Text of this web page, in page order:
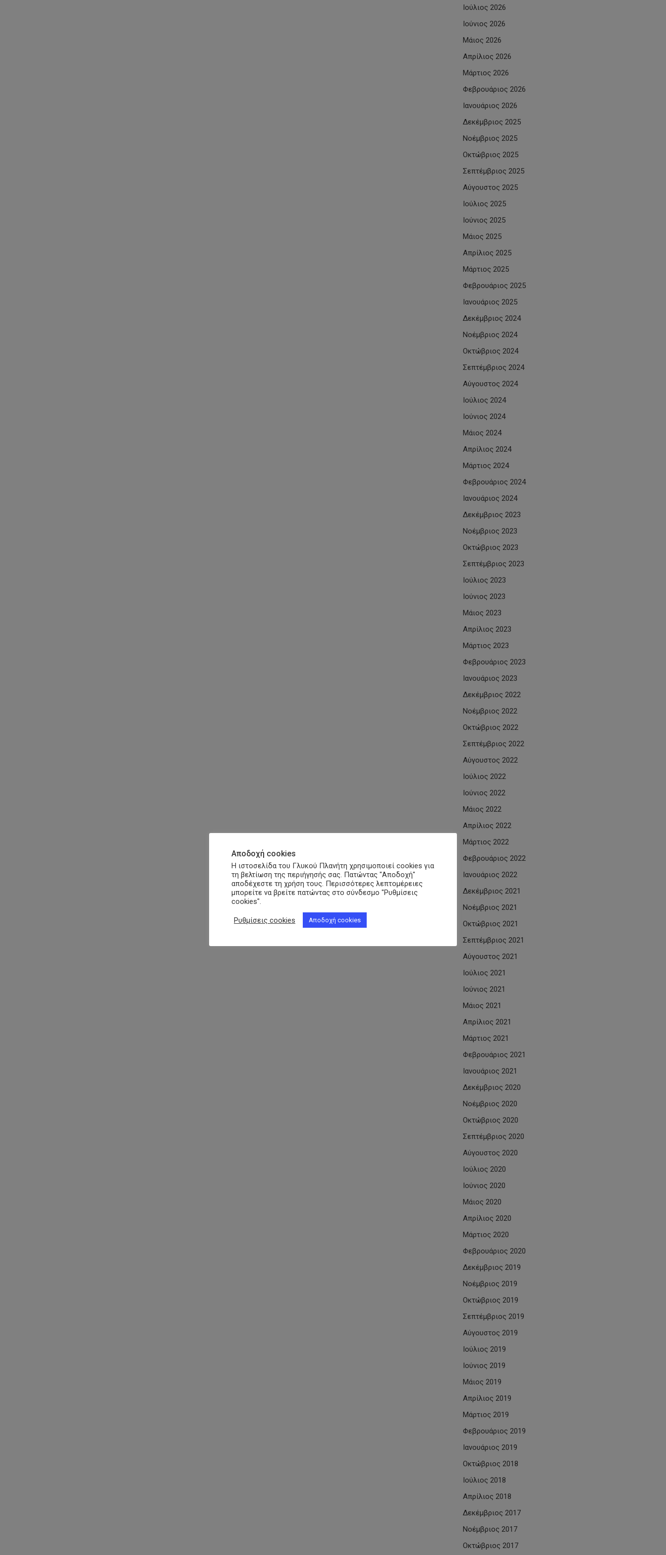
Ιούλιος 2026
Ιούνιος 2026
Μάιος 2026
Απρίλιος 2026
Μάρτιος 2026
Φεβρουάριος 2026
Ιανουάριος 2026
Δεκέμβριος 2025
Νοέμβριος 2025
Οκτώβριος 2025
Σεπτέμβριος 2025
Αύγουστος 2025
Ιούλιος 2025
Ιούνιος 2025
Μάιος 2025
Απρίλιος 2025
Μάρτιος 2025
Φεβρουάριος 2025
Ιανουάριος 2025
Δεκέμβριος 2024
Νοέμβριος 2024
Οκτώβριος 2024
Σεπτέμβριος 2024
Αύγουστος 2024
Ιούλιος 2024
Ιούνιος 2024
Μάιος 2024
Απρίλιος 2024
Μάρτιος 2024
Φεβρουάριος 2024
Ιανουάριος 2024
Δεκέμβριος 2023
Νοέμβριος 2023
Οκτώβριος 2023
Σεπτέμβριος 2023
Ιούλιος 2023
Ιούνιος 2023
Μάιος 2023
Απρίλιος 2023
Μάρτιος 2023
Φεβρουάριος 2023
Ιανουάριος 2023
Δεκέμβριος 2022
Νοέμβριος 2022
Οκτώβριος 2022
Σεπτέμβριος 2022
Αύγουστος 2022
Ιούλιος 2022
Ιούνιος 2022
Μάιος 2022
Απρίλιος 2022
Μάρτιος 2022
Φεβρουάριος 2022
Ιανουάριος 2022
Δεκέμβριος 2021
Νοέμβριος 2021
Οκτώβριος 2021
Σεπτέμβριος 2021
Αύγουστος 2021
Ιούλιος 2021
Ιούνιος 2021
Μάιος 2021
Απρίλιος 2021
Μάρτιος 2021
Φεβρουάριος 2021
Ιανουάριος 2021
Δεκέμβριος 2020
Νοέμβριος 2020
Οκτώβριος 2020
Σεπτέμβριος 2020
Αύγουστος 2020
Ιούλιος 2020
Ιούνιος 2020
Μάιος 2020
Απρίλιος 2020
Μάρτιος 2020
Φεβρουάριος 2020
Δεκέμβριος 2019
Νοέμβριος 2019
Οκτώβριος 2019
Σεπτέμβριος 2019
Αύγουστος 2019
Ιούλιος 2019
Ιούνιος 2019
Μάιος 2019
Απρίλιος 2019
Μάρτιος 2019
Φεβρουάριος 2019
Ιανουάριος 2019
Οκτώβριος 2018
Ιούλιος 2018
Απρίλιος 2018
Δεκέμβριος 2017
Νοέμβριος 2017
Οκτώβριος 2017
Αποδοχή cookies
Η ιστοσελίδα του Γλυκού Πλανήτη χρησιμοποιεί cookies για
τη βελτίωση της περιήγησής σας. Πατώντας "Αποδοχή"
αποδέχεστε τη χρήση τους. Περισσότερες λεπτομέρειες
μπορείτε να βρείτε πατώντας στο σύνδεσμο "Ρυθμίσεις
cookies".
Ρυθμίσεις cookies Αποδοχή cookies